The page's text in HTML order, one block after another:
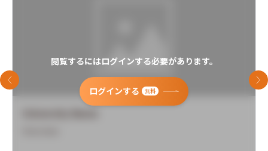
閲覧するにはログインする必要があります。
ログインする 無料
前のスライド 次